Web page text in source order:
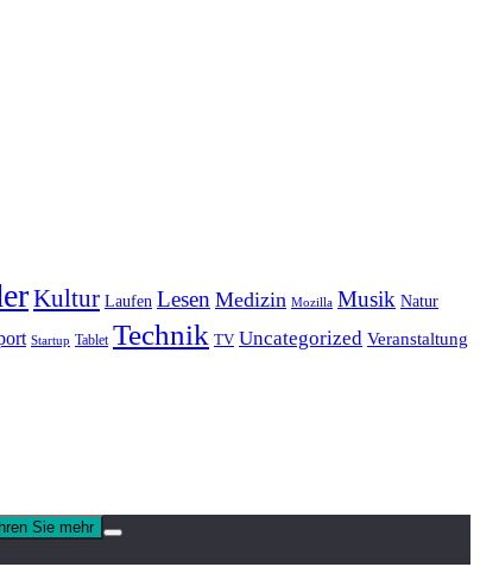
Kultur Laufen Lesen Medizin Mozilla Musik Natur
Startup Tablet Technik TV Uncategorized Veranstaltung
Sie mehr